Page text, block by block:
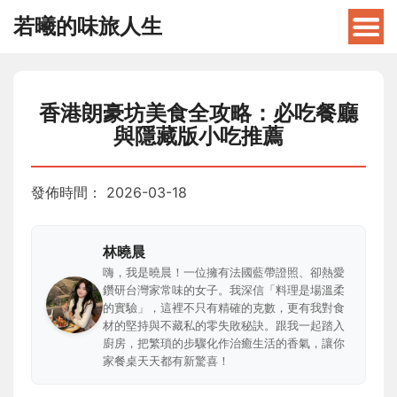
若曦的味旅人生
香港朗豪坊美食全攻略：必吃餐廳
與隱藏版小吃推薦
發佈時間： 2026-03-18
林曉晨
嗨，我是曉晨！一位擁有法國藍帶證照、卻熱愛
鑽研台灣家常味的女子。我深信「料理是場溫柔
的實驗」，這裡不只有精確的克數，更有我對食
材的堅持與不藏私的零失敗秘訣。跟我一起踏入
廚房，把繁瑣的步驟化作治癒生活的香氣，讓你
家餐桌天天都有新驚喜！